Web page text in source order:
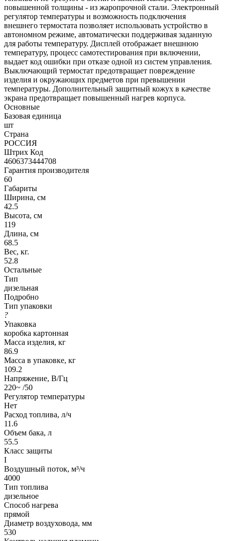
повышенной толщины - из жаропрочной стали. Электронный
регулятор температуры и возможность подключения
внешнего термостата позволяет использовать устройство в
автономном режиме, автоматически поддерживая заданную
для работы температуру. Дисплей отображает внешнюю
температуру, процесс самотестирования при включении,
выдает код ошибки при отказе одной из систем управления.
Выключающий термостат предотвращает повреждение
изделия и окружающих предметов при превышении
температуры. Дополнительный защитный кожух в качестве
экрана предотвращает повышенный нагрев корпуса.
Основные
Базовая единица
шт
Страна
РОССИЯ
Штрих Код
4606373444708
Гарантия производителя
60
Габариты
Ширина, см
42.5
Высота, см
119
Длина, см
68.5
Вес, кг.
52.8
Остальные
Тип
дизельная
Подробно
Тип упаковки
?
Упаковка
коробка картонная
Масса изделия, кг
86.9
Масса в упаковке, кг
109.2
Напряжение, В/Гц
220~ /50
Регулятор температуры
Нет
Расход топлива, л/ч
11.6
Объем бака, л
55.5
Класс защиты
I
Воздушный поток, м³/ч
4000
Тип топлива
дизельное
Способ нагрева
прямой
Диаметр воздуховода, мм
530